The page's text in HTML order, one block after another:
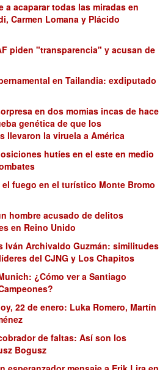
a acaparar todas las miradas en
Carmen Lomana y Plácido
piden "transparencia" y acusan de
en Tailandia: exdiputado
en dos momias incas de hace
genética de que los
llevaron la viruela a América
hutíes en el este en medio
fuego en el turístico Monte Bromo
hombre acusado de delitos
en Reino Unido
Iván Archivaldo Guzmán: similitudes
del CJNG y Los Chapitos
¿Cómo ver a Santiago
22 de enero: Luka Romero, Martín
de faltas: Así son los
Bogusz